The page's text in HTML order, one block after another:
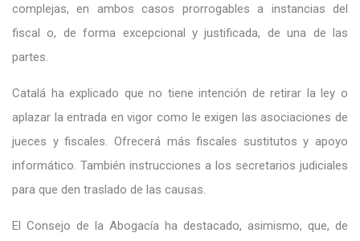
complejas, en ambos casos prorrogables a instancias del
fiscal o, de forma excepcional y justificada, de una de las
partes.
Catalá ha explicado que no tiene intención de retirar la ley o
aplazar la entrada en vigor como le exigen las asociaciones de
jueces y fiscales. Ofrecerá más fiscales sustitutos y apoyo
informático. También instrucciones a los secretarios judiciales
para que den traslado de las causas.
El Consejo de la Abogacía ha destacado, asimismo, que, de